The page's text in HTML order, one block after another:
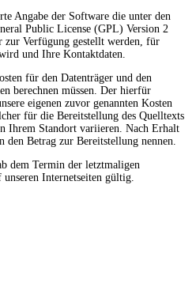
Angabe der Software die unter den
Public License (GPL) Version 2
zur Verfügung gestellt werden, für
und Ihre Kontaktdaten.
für den Datenträger und den
berechnen müssen. Der hierfür
eigenen zuvor genannten Kosten
für die Bereitstellung des Quelltexts
Ihrem Standort variieren. Nach Erhalt
Betrag zur Bereitstellung nennen.
dem Termin der letztmaligen
Internetseiten gültig.